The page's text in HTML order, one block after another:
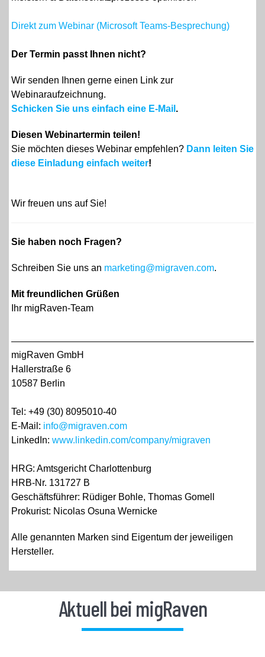
Direkt zum Webinar (Microsoft Teams-Besprechung)
Der Termin passt Ihnen nicht?
Wir senden Ihnen gerne einen Link zur
Webinaraufzeichnung.
Schicken Sie uns einfach eine E-Mail .
Diesen Webinartermin teilen!
Sie möchten dieses Webinar empfehlen? Dann leiten Sie
diese Einladung einfach weiter!
Wir freuen uns auf Sie!
Sie haben noch Fragen?
Schreiben Sie uns an marketing@migraven.com.
Mit freundlichen Grüßen
Ihr migRaven-Team
migRaven GmbH
Hallerstraße 6
10587 Berlin
Tel: +49 (30) 8095010-40
E-Mail: info@migraven.com
LinkedIn: www.linkedin.com/company/migraven
HRG: Amtsgericht Charlottenburg
HRB-Nr. 131727 B
Geschäftsführer: Rüdiger Bohle, Thomas Gomell
Prokurist: Nicolas Osuna Wernicke
Alle genannten Marken sind Eigentum der jeweiligen
Hersteller.
Aktuell bei migRaven